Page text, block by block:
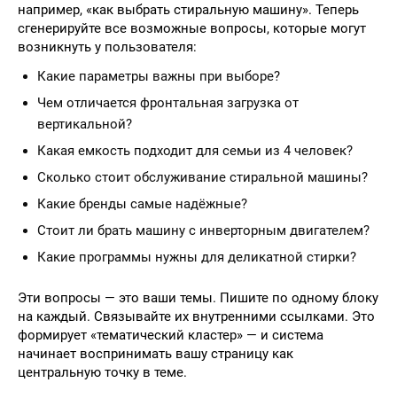
например, «как выбрать стиральную машину». Теперь
сгенерируйте все возможные вопросы, которые могут
возникнуть у пользователя:
Какие параметры важны при выборе?
Чем отличается фронтальная загрузка от
вертикальной?
Какая емкость подходит для семьи из 4 человек?
Сколько стоит обслуживание стиральной машины?
Какие бренды самые надёжные?
Стоит ли брать машину с инверторным двигателем?
Какие программы нужны для деликатной стирки?
Эти вопросы — это ваши темы. Пишите по одному блоку
на каждый. Связывайте их внутренними ссылками. Это
формирует «тематический кластер» — и система
начинает воспринимать вашу страницу как
центральную точку в теме.